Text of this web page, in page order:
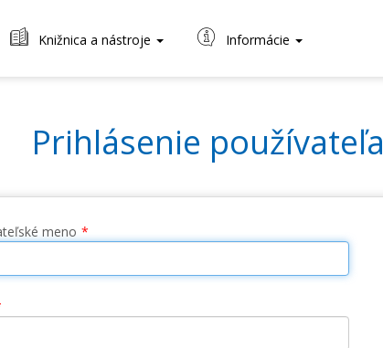
Knižnica a nástroje Informácie
Prihlásenie používateľa
meno